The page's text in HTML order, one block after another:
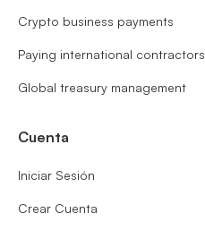
Crypto business payments
Paying international contractors
Global treasury management
Cuenta
Iniciar Sesión
Crear Cuenta